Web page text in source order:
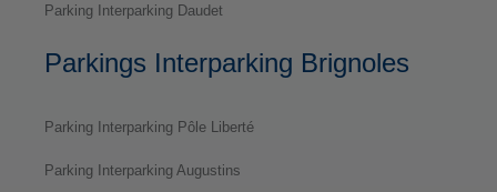
Parking Interparking Daudet
Parkings Interparking Brignoles
Parking Interparking Pôle Liberté
Parking Interparking Augustins